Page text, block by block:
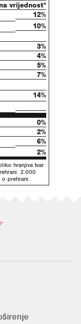
vrijednost*
12%
10%
3%
4%
5%
7%
14%
0%
2%
6%
2%
hranjiva tvar
2.000
prehrani.